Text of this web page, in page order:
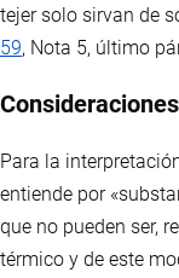
tejer solo sirvan de
59, Nota 5, último
Para la
entiende por
que no pueden ser,
térmico y de este